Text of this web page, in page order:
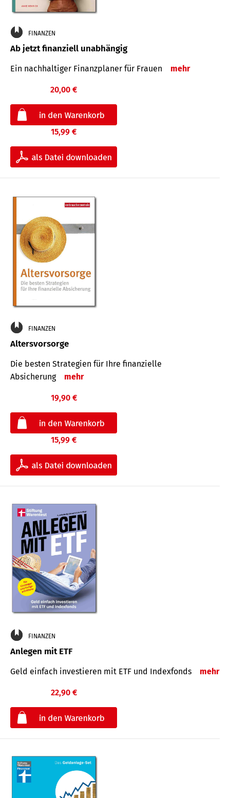
FINANZEN
Ab jetzt finanziell unabhängig
Ein nachhaltiger Finanzplaner für Frauen mehr
20,00 €
15,99 €
FINANZEN
Altersvorsorge
Die besten Strategien für Ihre finanzielle
Absicherung
mehr
19,90 €
15,99 €
FINANZEN
Anlegen mit ETF
Geld einfach investieren mit ETF und Indexfonds mehr
22,90 €